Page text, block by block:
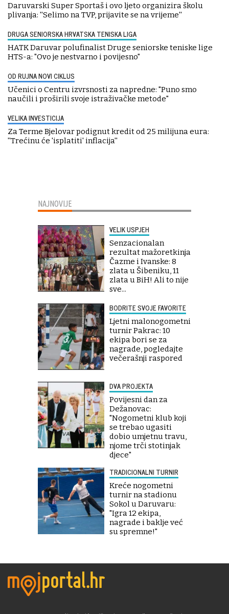
Daruvarski Super Sportaš i ovo ljeto organizira školu
plivanja: ''Selimo na TVP, prijavite se na vrijeme''
DRUGA SENIORSKA HRVATSKA TENISKA LIGA
HATK Daruvar polufinalist Druge seniorske teniske lige
HTS-a: "Ovo je nestvarno i povijesno"
OD RUJNA NOVI CIKLUS
Učenici o Centru izvrsnosti za napredne: "Puno smo
naučili i proširili svoje istraživačke metode"
VELIKA INVESTICIJA
Za Terme Bjelovar podignut kredit od 25 milijuna eura:
''Trećinu će 'isplatiti' inflacija''
NAJNOVIJE
VELIK USPJEH
Senzacionalan
rezultat mažoretkinja
Čazme i Ivanske: 8
zlata u Šibeniku, 11
zlata u BiH! Ali to nije
sve...
BODRITE SVOJE FAVORITE
Ljetni malonogometni
turnir Pakrac: 10
ekipa bori se za
nagrade, pogledajte
večerašnji raspored
DVA PROJEKTA
Povijesni dan za
Dežanovac:
"Nogometni klub koji
se trebao ugasiti
dobio umjetnu travu,
njome trči stotinjak
djece"
TRADICIONALNI TURNIR
Kreće nogometni
turnir na stadionu
Sokol u Daruvaru:
"Igra 12 ekipa,
nagrade i baklje već
su spremne!"